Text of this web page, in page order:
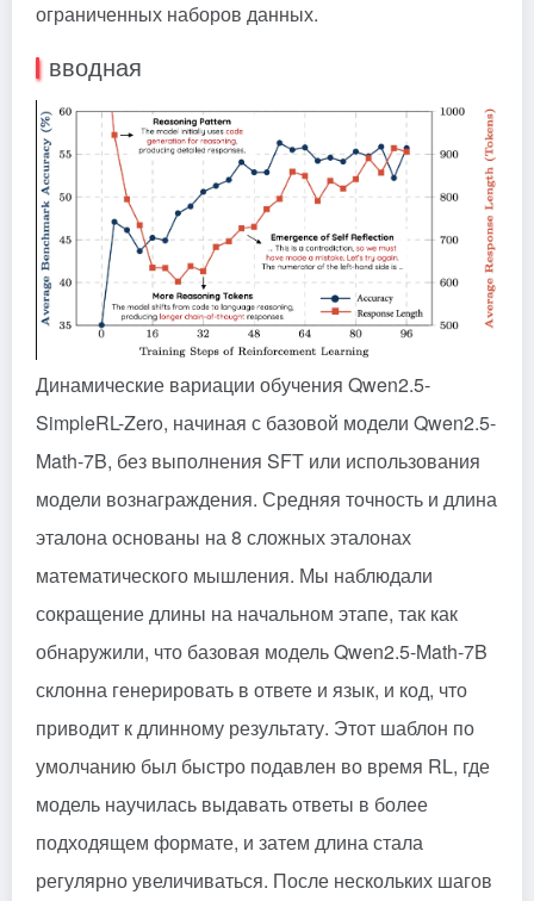
ограниченных наборов данных.
вводная
Динамические вариации обучения Qwen2.5-
SimpleRL-Zero, начиная с базовой модели Qwen2.5-
Math-7B, без выполнения SFT или использования
модели вознаграждения. Средняя точность и длина
эталона основаны на 8 сложных эталонах
математического мышления. Мы наблюдали
сокращение длины на начальном этапе, так как
обнаружили, что базовая модель Qwen2.5-Math-7B
склонна генерировать в ответе и язык, и код, что
приводит к длинному результату. Этот шаблон по
умолчанию был быстро подавлен во время RL, где
модель научилась выдавать ответы в более
подходящем формате, и затем длина стала
регулярно увеличиваться. После нескольких шагов